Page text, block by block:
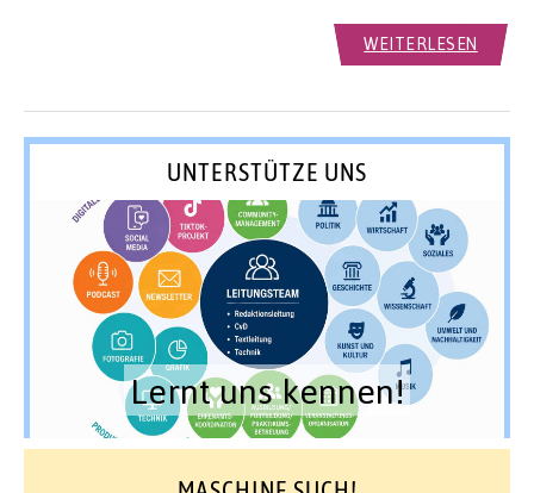
WEITERLESEN
UNTERSTÜTZE UNS
Lernt uns kennen!